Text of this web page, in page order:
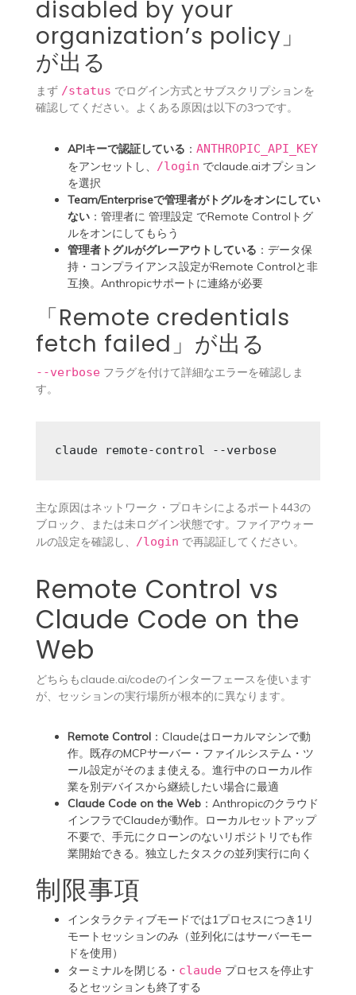
disabled by your
organization’s policy」
が出る
まず /status でログイン方式とサブスクリプションを
確認してください。よくある原因は以下の3つです。
APIキーで認証している ： ANTHROPIC_API_KEY
をアンセットし、
/login でclaude.aiオプション
を選択
Team/Enterpriseで管理者がトグルをオンにしてい
ない：管理者に 管理設定 でRemote Controlトグ
ルをオンにしてもらう
管理者トグルがグレーアウトしている ：データ保
持・コンプライアンス設定がRemote Controlと非
互換。Anthropicサポートに連絡が必要
「Remote credentials
fetch failed」が出る
--verboseフラグを付けて詳細なエラーを確認しま
す。
claude remote-control --verbose
主な原因はネットワーク・プロキシによるポート443の
ブロック、または未ログイン状態です。ファイアウォー
ルの設定を確認し、
/login で再認証してください。
Remote Control vs
Claude Code on the
Web
どちらもclaude.ai/codeのインターフェースを使います
が、セッションの実行場所が根本的に異なります。
Remote Control：Claudeはローカルマシンで動
作。既存のMCPサーバー・ファイルシステム・ツ
ール設定がそのまま使える。進行中のローカル作
業を別デバイスから継続したい場合に最適
Claude Code on the Web：Anthropicのクラウド
インフラでClaudeが動作。ローカルセットアップ
不要で、手元にクローンのないリポジトリでも作
業開始できる。独立したタスクの並列実行に向く
制限事項
インタラクティブモードでは1プロセスにつき1リ
モートセッションのみ（並列化にはサーバーモー
ドを使用）
ターミナルを閉じる・ claudeプロセスを停止す
るとセッションも終了する